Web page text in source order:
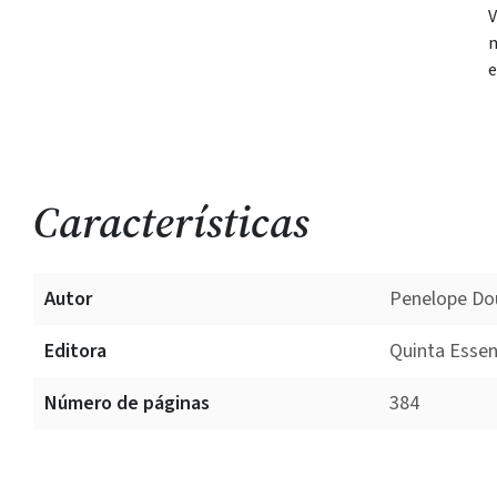
Características
Autor
Penelope
Editora
Quinta
Número de páginas
384